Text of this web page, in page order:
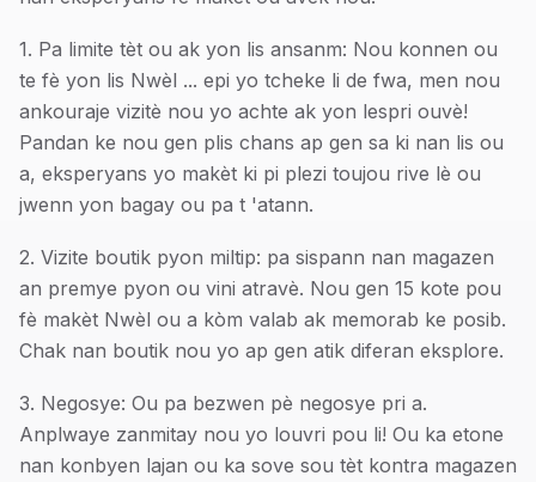
1. Pa limite tèt ou ak yon lis ansanm: Nou konnen ou
te fè yon lis Nwèl ... epi yo tcheke li de fwa, men nou
ankouraje vizitè nou yo achte ak yon lespri ouvè!
Pandan ke nou gen plis chans ap gen sa ki nan lis ou
a, eksperyans yo makèt ki pi plezi toujou rive lè ou
jwenn yon bagay ou pa t 'atann.
2. Vizite boutik pyon miltip: pa sispann nan magazen
an premye pyon ou vini atravè. Nou gen 15 kote pou
fè makèt Nwèl ou a kòm valab ak memorab ke posib.
Chak nan boutik nou yo ap gen atik diferan eksplore.
3. Negosye: Ou pa bezwen pè negosye pri a.
Anplwaye zanmitay nou yo louvri pou li! Ou ka etone
nan konbyen lajan ou ka sove sou tèt kontra magazen